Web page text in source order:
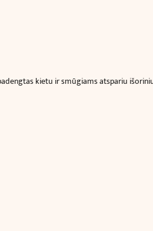
kietu ir smūgiams atspariu